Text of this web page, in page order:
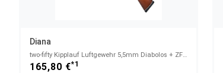
Diana
two-fifty Kipplauf Luftgewehr 5,5mm Diabolos + ZF 3-9x32AO
165,80 €*1